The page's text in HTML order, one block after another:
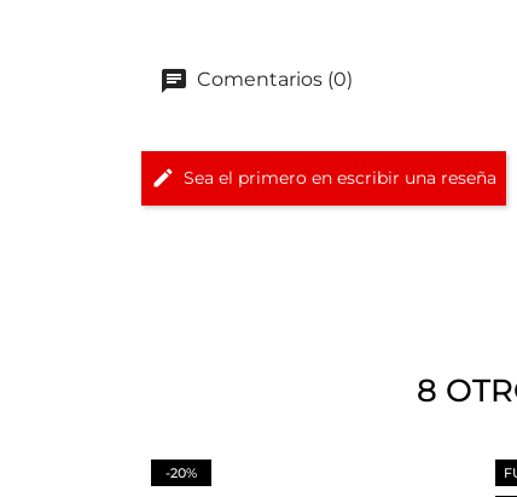
Comentarios (0)
Sea el primero en escribir una reseña
8
-20%